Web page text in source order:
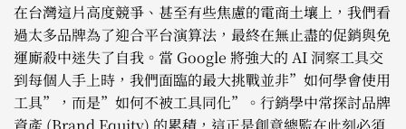
在台灣這片高度競爭、甚至有些焦慮的電商土壤上，我們看
過太多品牌為了迎合平台演算法，最終在無止盡的促銷與免
運廝殺中迷失了自我。當 Google 將強大的 AI 洞察工具交
到每個人手上時，我們面臨的最大挑戰並非”如何學會使用
工具”，而是”如何不被工具同化”。行銷學中常探討品牌